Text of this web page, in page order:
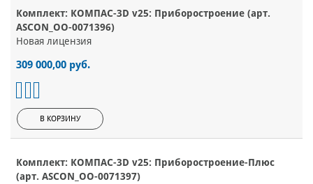
Комплект: КОМПАС-3D v25: Приборостроение (арт.
ASCON_ОО-0071396)
Новая лицензия
309 000,00 руб.
В КОРЗИНУ
Комплект: КОМПАС-3D v25: Приборостроение-Плюс
(арт. ASCON_ОО-0071397)